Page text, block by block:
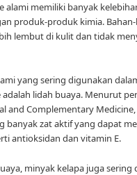
alami memiliki banyak
produk-produk kimia.
lembut di kulit dan tidak
yang sering digunakan
adalah lidah buaya. Menurut
and Complementary
banyak zat aktif yang dapat
antioksidan dan vitamin E.
minyak kelapa juga sering